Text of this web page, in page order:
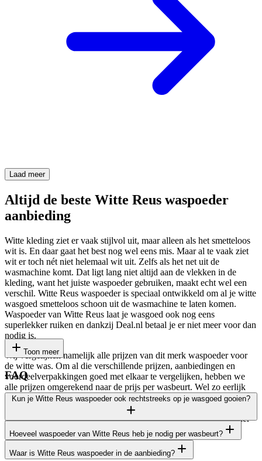
Laad meer
Altijd de beste Witte Reus waspoeder
aanbieding
Witte kleding ziet er vaak stijlvol uit, maar alleen als het smetteloos
wit is. En daar gaat het best nog wel eens mis. Maar al te vaak ziet
wit er toch nét niet helemaal wit uit. Zelfs als het net uit de
wasmachine komt. Dat ligt lang niet altijd aan de vlekken in de
kleding, want het juiste waspoeder gebruiken, maakt echt wel een
verschil. Witte Reus waspoeder is speciaal ontwikkeld om al je witte
wasgoed smetteloos schoon uit de wasmachine te laten komen.
Waspoeder van Witte Reus laat je wasgoed ook nog eens
superlekker ruiken en dankzij Deal.nl betaal je er niet meer voor dan
nodig is.
Wij vergelijken namelijk alle prijzen van dit merk waspoeder voor
de witte was. Om al die verschillende prijzen, aanbiedingen en
voordeelverpakkingen goed met elkaar te vergelijken, hebben we
alle prijzen omgerekend naar de prijs per wasbeurt. Wel zo eerlijk
toch? De beste deals hebben we voor je verzameld in ons
prijsoverzicht. Bekijk dit prijsoverzicht maar eens, want dat is de
snelste en eenvoudigste manier om de beste Witte Reus waspoeder
van dit moment te vinden.
Toon meer
FAQ
Kun je Witte Reus waspoeder ook rechtstreeks op je wasgoed gooien?
Nee, dat moet je niet doen. Doe het waspoeder in het daarvoor
bestemde vakje van je wasmachine. Dit is, uitgaande van een
hoofdwas, het grootste vakje in het laatje, ook wel te herkennen aan
Hoeveel waspoeder van Witte Reus heb je nodig per wasbeurt?
Voor het antwoord op deze vraag verwijzen we je door naar de
Waar is Witte Reus waspoeder in de aanbieding?